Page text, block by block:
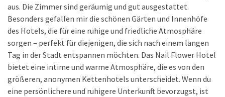
aus. Die Zimmer sind geräumig und gut ausgestattet.
Besonders gefallen mir die schönen Gärten und Innenhöfe
des Hotels, die für eine ruhige und friedliche Atmosphäre
sorgen – perfekt für diejenigen, die sich nach einem langen
Tag in der Stadt entspannen möchten. Das Nail Flower Hotel
bietet eine intime und warme Atmosphäre, die es von den
größeren, anonymen Kettenhotels unterscheidet. Wenn du
eine persönlichere und ruhigere Unterkunft bevorzugst, ist